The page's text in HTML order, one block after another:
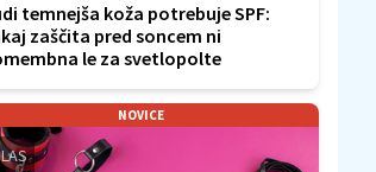
temnejša koža potrebuje SPF:
zaščita pred soncem ni
le za svetlopolte
NOVICE